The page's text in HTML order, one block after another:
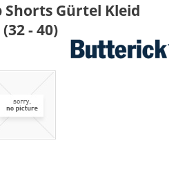
Shorts Gürtel Kleid
- 40)